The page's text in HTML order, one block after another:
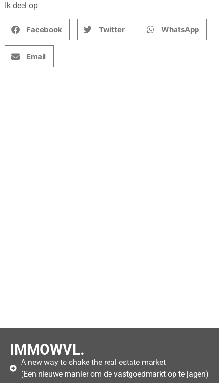
Ik deel op
Facebook Twitter WhatsApp
Email
IMMOWVL.
A new way to shake the real estate market
(Een nieuwe manier om de vastgoedmarkt op te jagen)